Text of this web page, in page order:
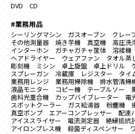
DVD CD
#業務用品
シーリングマシン ガスオーブン クレー
その他測量器
焼き芋機 真空機 高圧洗
インターホン
ガチャガチャ筐体 溶接機
ヘアドライヤー
ウェアファン タオル蒸
彫刻機
ミシン 卓上旋盤 卓上ドリル
スプレーガン
冷蔵庫 レジスター タイ
業務用レンジ
業務用掃除機 排水管清掃
液晶モニター
コピー機 テーブルソー
歯科光重合機
カップバイブレーター
電
スポットクーラー
ガス給湯器 粉塵機
真空ポンプ
エアーコンプレッサー 配達
アイススライサー
電流測定器 絶縁抵抗
アイロンプレス機
殺菌ディスペンサー